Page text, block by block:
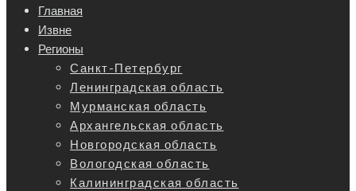
Главная
Извне
Регионы
Санкт-Петербург
Ленинградская область
Мурманская область
Архангельская область
Новгородская область
Вологодская область
Калининградская область